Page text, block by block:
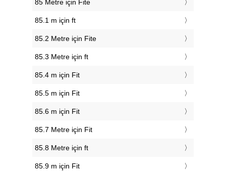
85 Metre için Fite
85.1 m için ft
85.2 Metre için Fite
85.3 Metre için ft
85.4 m için Fit
85.5 m için Fit
85.6 m için Fit
85.7 Metre için Fit
85.8 Metre için ft
85.9 m için Fit